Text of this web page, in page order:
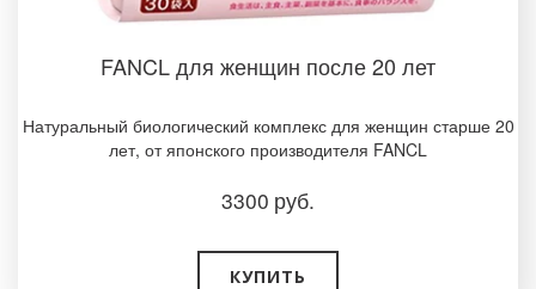
FANCL для женщин после 20 лет
Натуральный биологический комплекс для женщин старше 20
лет, от японского производителя FANCL
3300 руб.
КУПИТЬ